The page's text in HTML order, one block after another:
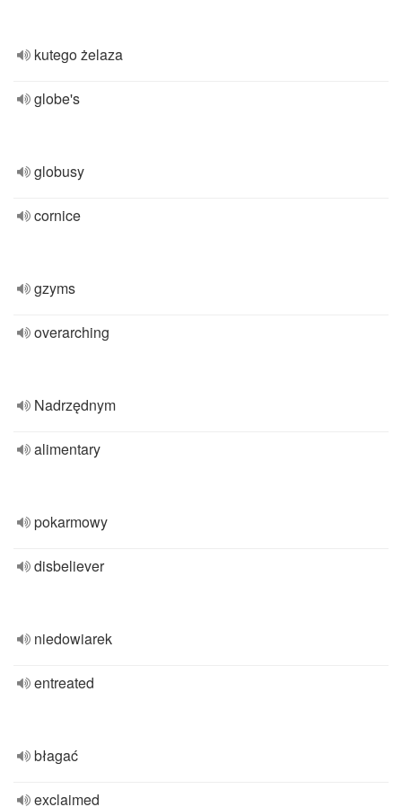
kutego żelaza
globe's
globusy
cornice
gzyms
overarching
Nadrzędnym
alimentary
pokarmowy
disbeliever
niedowiarek
entreated
błagać
exclaimed